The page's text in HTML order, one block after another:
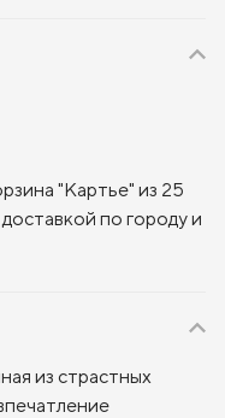
"Картье" из 25
по городу и
из страстных